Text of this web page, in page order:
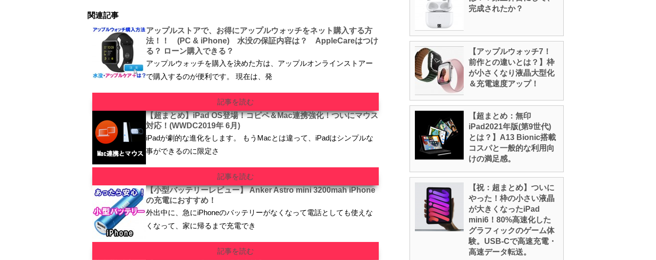
関連記事
アップルストアで、お得にアップルウォッチをネット購入する方
法！！ (PC & iPhone) 水没の保証内容は？ AppleCareはつけ
る？ ローン購入できる？
アップルウォッチを購入を決めた方は、アップルオンラインストアー
で購入するのが便利です。 現在は、発
記事を読む
【超まとめ】iPad OS登場！コピペ＆Mac連携強化！ついにマウス
対応！(WWDC2019年 6月)
iPadが劇的な進化をします。 もうMacとは違って、iPadはシンプルな
事ができるのに限定さ
記事を読む
【小型バッテリーレビュー】 Anker Astro mini 3200mah iPhone
の充電におすすめ！
外出中に、急にiPhoneのバッテリーがなくなって電話としても使えな
くなって、家に帰るまで充電でき
記事を読む
完成されたか？
【アップルウォッチ7！
前作との違いとは？】枠
が小さくなり液晶大型化
＆充電速度アップ！
【超まとめ：無印
iPad2021年版(第9世代)
とは？】A13 Bionic搭載
コスパと一般的な利用向
けの満足感。
【祝：超まとめ】ついに
やった！枠の小さい液晶
が大きくなったiPad
mini6！80%高速化した
グラフィックのゲーム体
験。USB-Cで高速充電・
高速データ転送。